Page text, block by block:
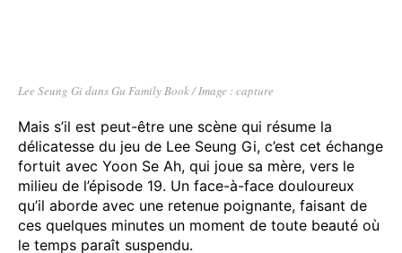
Lee Seung Gi dans Gu Family Book / Image : capture
Mais s’il est peut-être une scène qui résume la
délicatesse du jeu de Lee Seung Gi, c’est cet échange
fortuit avec Yoon Se Ah, qui joue sa mère, vers le
milieu de l’épisode 19. Un face-à-face douloureux
qu’il aborde avec une retenue poignante, faisant de
ces quelques minutes un moment de toute beauté où
le temps paraît suspendu.